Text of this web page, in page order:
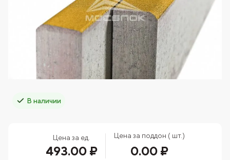
В наличии
Цена за ед.
493.00 ₽
Цена за поддон ( шт.)
0.00 ₽